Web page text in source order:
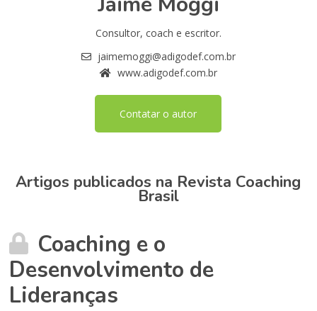
Consultor, coach e escritor.
jaimemoggi@adigodef.com.br
www.adigodef.com.br
Contatar o autor
Artigos publicados na Revista Coaching
Brasil
Coaching e o
Desenvolvimento de
Lideranças